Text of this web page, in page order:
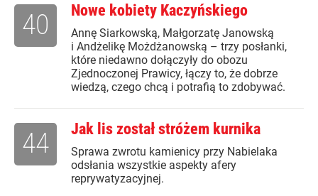
Nowe kobiety Kaczyńskiego
Annę Siarkowską, Małgorzatę Janowską
i Andżelikę Możdżanowską – trzy posłanki,
które niedawno dołączyły do obozu
Zjednoczonej Prawicy, łączy to, że dobrze
wiedzą, czego chcą i potrafią to zdobywać.
40
Jak lis został stróżem kurnika
Sprawa zwrotu kamienicy przy Nabielaka
odsłania wszystkie aspekty afery
reprywatyzacyjnej.
44